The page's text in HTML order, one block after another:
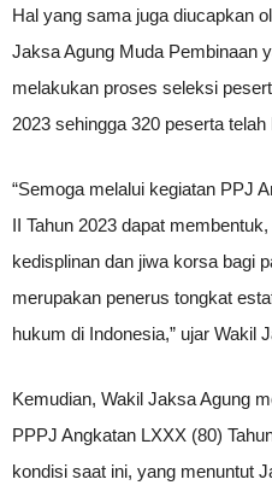
Hal yang sama juga diucapkan
Jaksa Agung Muda Pembinaan
melakukan proses seleksi
2023 sehingga 320 peserta
“Semoga melalui kegiatan PPJ
II Tahun 2023 dapat
kedisplinan dan jiwa korsa bagi
merupakan penerus tongkat
hukum di Indonesia,” ujar Wakil
Kemudian, Wakil Jaksa Agung
PPPJ Angkatan LXXX (80)
kondisi saat ini, yang menuntut